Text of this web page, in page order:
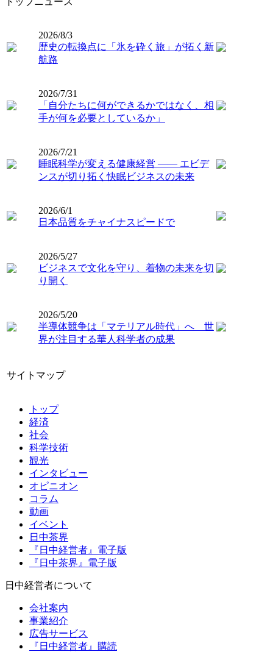
2026/8/3
歴史の転換点に「氷を砕く旅」が拓く新
航路
2026/7/31
「自分たちに何ができるかではなく、相
手が何を必要としているか」
2026/7/21
睡眠科学が変える健康経営 ―― エビデ
ンスが切り拓く快眠ビジネスの未来
2026/6/1
日本品質をチャイナスピードで
2026/5/27
ビジネスで文化を守り、着物の未来を切
り開く
2026/5/20
半導体競争は「マテリアル時代」へ 世
界が注目する華人科学者の成果
サイトマップ
トップ
経済
社会
科学技術
観光
インタビュー
オピニオン
コラム
動画
イベント
日中茶界
『日中経営者』電子版
『日中茶界』電子版
日中経営者について
会社案内
事業紹介
広告サービス
『日中経営者』購読